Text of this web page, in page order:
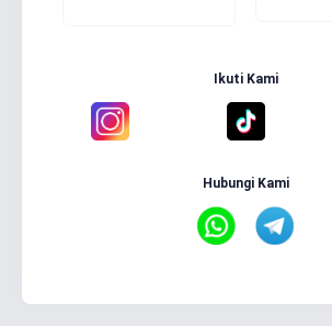
Ikuti Kami
Hubungi Kami